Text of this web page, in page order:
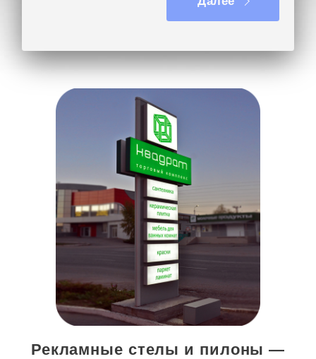
Рекламные стелы и пилоны —